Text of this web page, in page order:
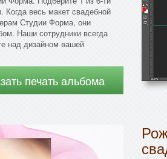
Когда весь макет свадебной
Студии Форма, они
Наши сотрудники всегда
над дизайном вашей
печать альбома